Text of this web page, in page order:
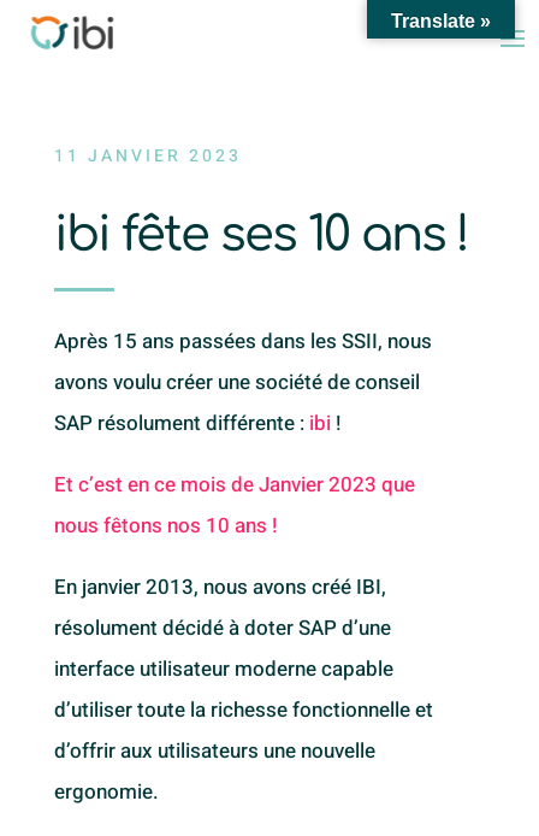
11 JANVIER 2023
ibi fête ses 10 ans !
Après 15 ans passées dans les SSII, nous
avons voulu créer une société de conseil
SAP résolument différente : ibi!
Et c’est en ce mois de Janvier 2023 que
nous fêtons nos 10 ans !
En janvier 2013, nous avons créé IBI,
résolument décidé à doter SAP d’une
interface utilisateur moderne capable
d’utiliser toute la richesse fonctionnelle et
d’offrir aux utilisateurs une nouvelle
ergonomie.
Translate »